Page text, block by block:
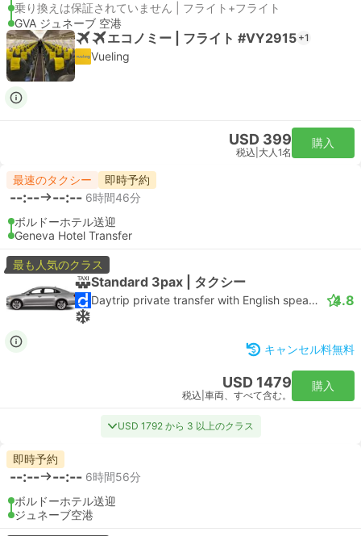
乗り換えは保証されていません | フライト+フライト
GVA ジュネーブ 空港
エコノミー | フライト #VY2915 +1
Vueling
USD 399
税込 大人1名
購入
最速のタクシー 即時予約
--:-- --:-- 6時間46分
ボルドーホテル送迎
Geneva Hotel Transfer
最も人気のクラス
Standard 3pax | タクシー
Daytrip private transfer with English speaking driver 4.8
キャンセル料無料
USD 1479
税込 車両、すべて含む。
購入
USD 1792 から 3 以上のクラス
即時予約
--:-- --:-- 6時間56分
ボルドーホテル送迎
ジュネーブ空港